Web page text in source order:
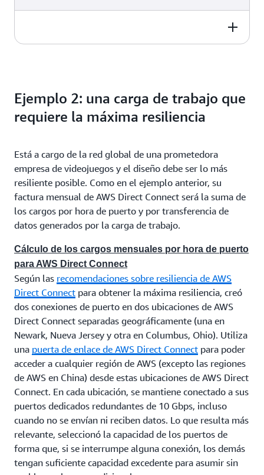
971,07 EUR al mes
Ejemplo 2: una carga de trabajo que
requiere la máxima resiliencia
Está a cargo de la red global de una prometedora
empresa de videojuegos y el diseño debe ser lo más
resiliente posible. Como en el ejemplo anterior, su
factura mensual de AWS Direct Connect será la suma de
los cargos por hora de puerto y por transferencia de
datos generados por la carga de trabajo.
Cálculo de los cargos mensuales por hora de puerto
para AWS Direct Connect
Según las recomendaciones sobre resiliencia de AWS
Direct Connect para obtener la máxima resiliencia, creó
dos conexiones de puerto en dos ubicaciones de AWS
Direct Connect separadas geográficamente (una en
Newark, Nueva Jersey y otra en Columbus, Ohio). Utiliza
una puerta de enlace de AWS Direct Connect para poder
acceder a cualquier región de AWS (excepto las regiones
de AWS en China) desde estas ubicaciones de AWS Direct
Connect. En cada ubicación, se mantiene conectado a sus
puertos dedicados redundantes de 10 Gbps, incluso
cuando no se envían ni reciben datos. Lo que resulta más
relevante, seleccionó la capacidad de los puertos de
forma que, si se interrumpe alguna conexión, los demás
tengan suficiente capacidad excedente para asumir sin